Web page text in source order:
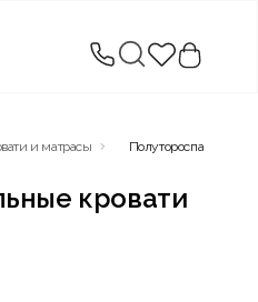
и матрасы Полутороспальные
кровати